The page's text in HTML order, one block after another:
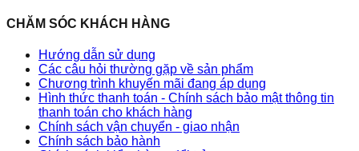
CHĂM SÓC KHÁCH HÀNG
Hướng dẫn sử dụng
Các câu hỏi thường gặp về sản phẩm
Chương trình khuyến mãi đang áp dụng
Hình thức thanh toán - Chính sách bảo mật thông tin
thanh toán cho khách hàng
Chính sách vận chuyển - giao nhận
Chính sách bảo hành